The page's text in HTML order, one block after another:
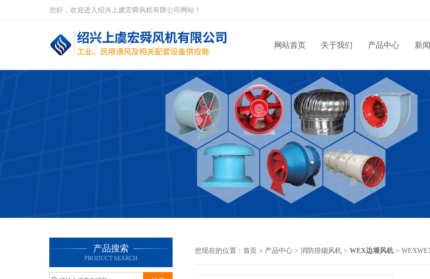
您好，欢迎进入绍兴上虞宏舜风机有限公司网站！
网站首页 关于我们 产品中心 新
产品搜索
PRODUCT SEARCH
您现在的位置： 首页 > 产品中心 > 消防排烟风机 > WEX边墙风机>